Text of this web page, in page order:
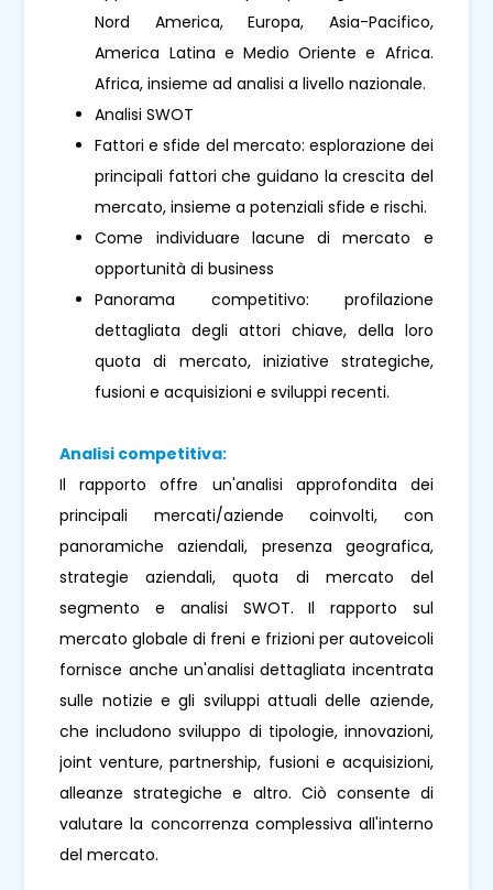
Nord America, Europa, Asia-Pacifico,
America Latina e Medio Oriente e Africa.
Africa, insieme ad analisi a livello nazionale.
Analisi SWOT
Fattori e sfide del mercato: esplorazione dei
principali fattori che guidano la crescita del
mercato, insieme a potenziali sfide e rischi.
Come individuare lacune di mercato e
opportunità di business
Panorama competitivo: profilazione
dettagliata degli attori chiave, della loro
quota di mercato, iniziative strategiche,
fusioni e acquisizioni e sviluppi recenti.
Analisi competitiva:
Il rapporto offre un'analisi approfondita dei
principali mercati/aziende coinvolti, con
panoramiche aziendali, presenza geografica,
strategie aziendali, quota di mercato del
segmento e analisi SWOT. Il rapporto sul
mercato globale di freni e frizioni per autoveicoli
fornisce anche un'analisi dettagliata incentrata
sulle notizie e gli sviluppi attuali delle aziende,
che includono sviluppo di tipologie, innovazioni,
joint venture, partnership, fusioni e acquisizioni,
alleanze strategiche e altro. Ciò consente di
valutare la concorrenza complessiva all'interno
del mercato.